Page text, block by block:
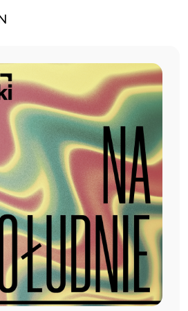
i Języka Polskiego
i Języka Polskiego dla Szkół